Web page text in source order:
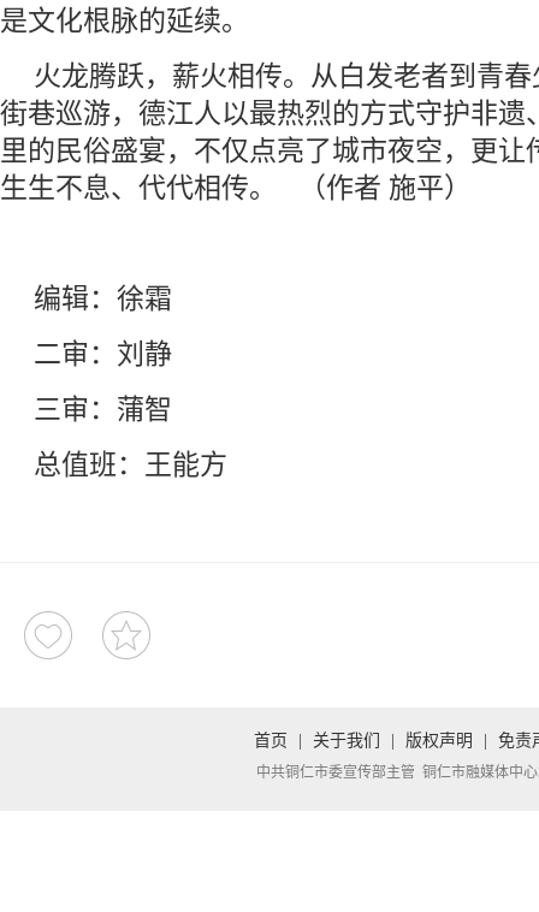
是文化根脉的延续。
火龙腾跃，薪火相传。从白发老者到青
街巷巡游，德江人以最热烈的方式守护非遗
里的民俗盛宴，不仅点亮了城市夜空，更让
生生不息、代代相传。 （作者 施平）
编辑：徐霜
二审：刘静
三审：蒲智
总值班：王能方
首页 关于我们 版权声明 免责
中共铜仁市委宣传部主管 铜仁市融媒体中心